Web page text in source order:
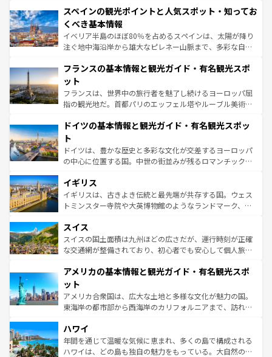
ろん、トスカーナの美しい田園風景やアマルフィ海岸の絶
景など、自然景観も見逃せない。観光の合間には、本場の
ピザやパスタなど、絶品のイタリア料理を堪能することも
できる。朝目覚めてから夜眠るまで、すべての瞬間を楽し
なお、新着のイタリア情報はコンテンツ一覧を参照してほ
しい。
スペインの観光ポイントと人気スポット・知ってお
くべき基本情報
イベリア半島のほぼ80％を占めるスペインは、太陽が降り
注ぐ地中海沿岸から雄大なピレネー山脈まで、多彩な自然
文化が根付くこの国では、情熱的なフラメンコ、熱気あふ
れる闘牛、そして美味しいタパスが生活の一部となってい
る。首都マドリードの洗練された雰囲気や、バルセロナの
アートに溢れた街角から、地方では古代ローマ遺跡や中世
せる。地方によって風土や気候が異なるスペインはその個
ンテンツ一覧 を参照してほしい。
フランスの基本情報と観光ガイド・有名観光スポ
ット
フランスは、世界中の旅行者を魅了し続けるヨーロッパ屈
指の観光地だ。首都パリのエッフェル塔やルーブル美術館
で、幅広い魅力が詰まっている。華麗な宮殿、歴史的な大
聖堂、美しいビーチ、そして豊かな自然が、訪れる者を心
から魅了する。また、フランスは美食の国としても知ら
れ、フランス料理はユネスコ無形文化遺産にも登録されて
香り高いラベンダー畑など、多彩な楽しみ方が可能だ。さ
らに、パリ以外の地域にも魅力が溢れており、どの街角に
も豊かな歴史と文化が息づいている。パリ以外の個性あふ
を参照してほしい。
ドイツの基本情報と観光ガイド・有名観光スポッ
ト
ドイツは、豊かな歴史と多彩な文化が交差するヨーロッパ
の中心に位置する国。中世の街並みが残るロマンチック街
顔を持つこの国は、どこを歩いても飽きることがない。ベ
ルリンの文化的活気、バイエルン州のアルプスの絶景、そ
してライン川沿いのワイン畑といった風景は必見。ビール
は、お酒好きな人にはぜひ体験してほしい。 なお、新着の
ドイツ情報はコンテンツ一覧を参照してほしい。
イギリス
イギリスは、古きよき伝統と最先端が共存する国。ウェス
トミンスター寺院や大英博物館のようなランドマーク、歴
リアごとに異なる魅力がある。また、優雅なアフタヌーン
ティー、ビール好きにはたまらない英国パブ、サッカー観
戦など、本場だからこそできる体験も豊富。イギリスを旅
ンツ一覧を参照してほしい。
スイス
スイスの国土面積は九州ほどの広さだが、運行時刻が正確
な交通網が整備されており、初心者でも安心して個人旅行
の建物がそのまま残る町や、スイスならではのユニークな
博物館もあり、アルプス観光だけでなく町歩きも満喫する
ことができる。国民の所得が高いため物価も高いが、旅行
者向けの交通パス提供のサービスもあり、うまく活用すれ
着のスイス情報は
アメリカの基本情報と観光ガイド・有名観光スポ
ット
アメリカ合衆国は、広大な土地と多様な文化が魅力の国。
東海岸の都市部から西海岸のカリフォルニアまで、訪れる
のような巨大都市は、観光、ショッピング、エンターテイ
ンメントが詰まった刺激的なスポットだ。一方、アメリカ
西部には大自然が広がり、グランドキャニオンやイエロー
ハワイ
年間を通じて温暖な気候に恵まれ、多くの島で構成される
ハワイは、どの島も独自の魅力をもっている。大自然の神